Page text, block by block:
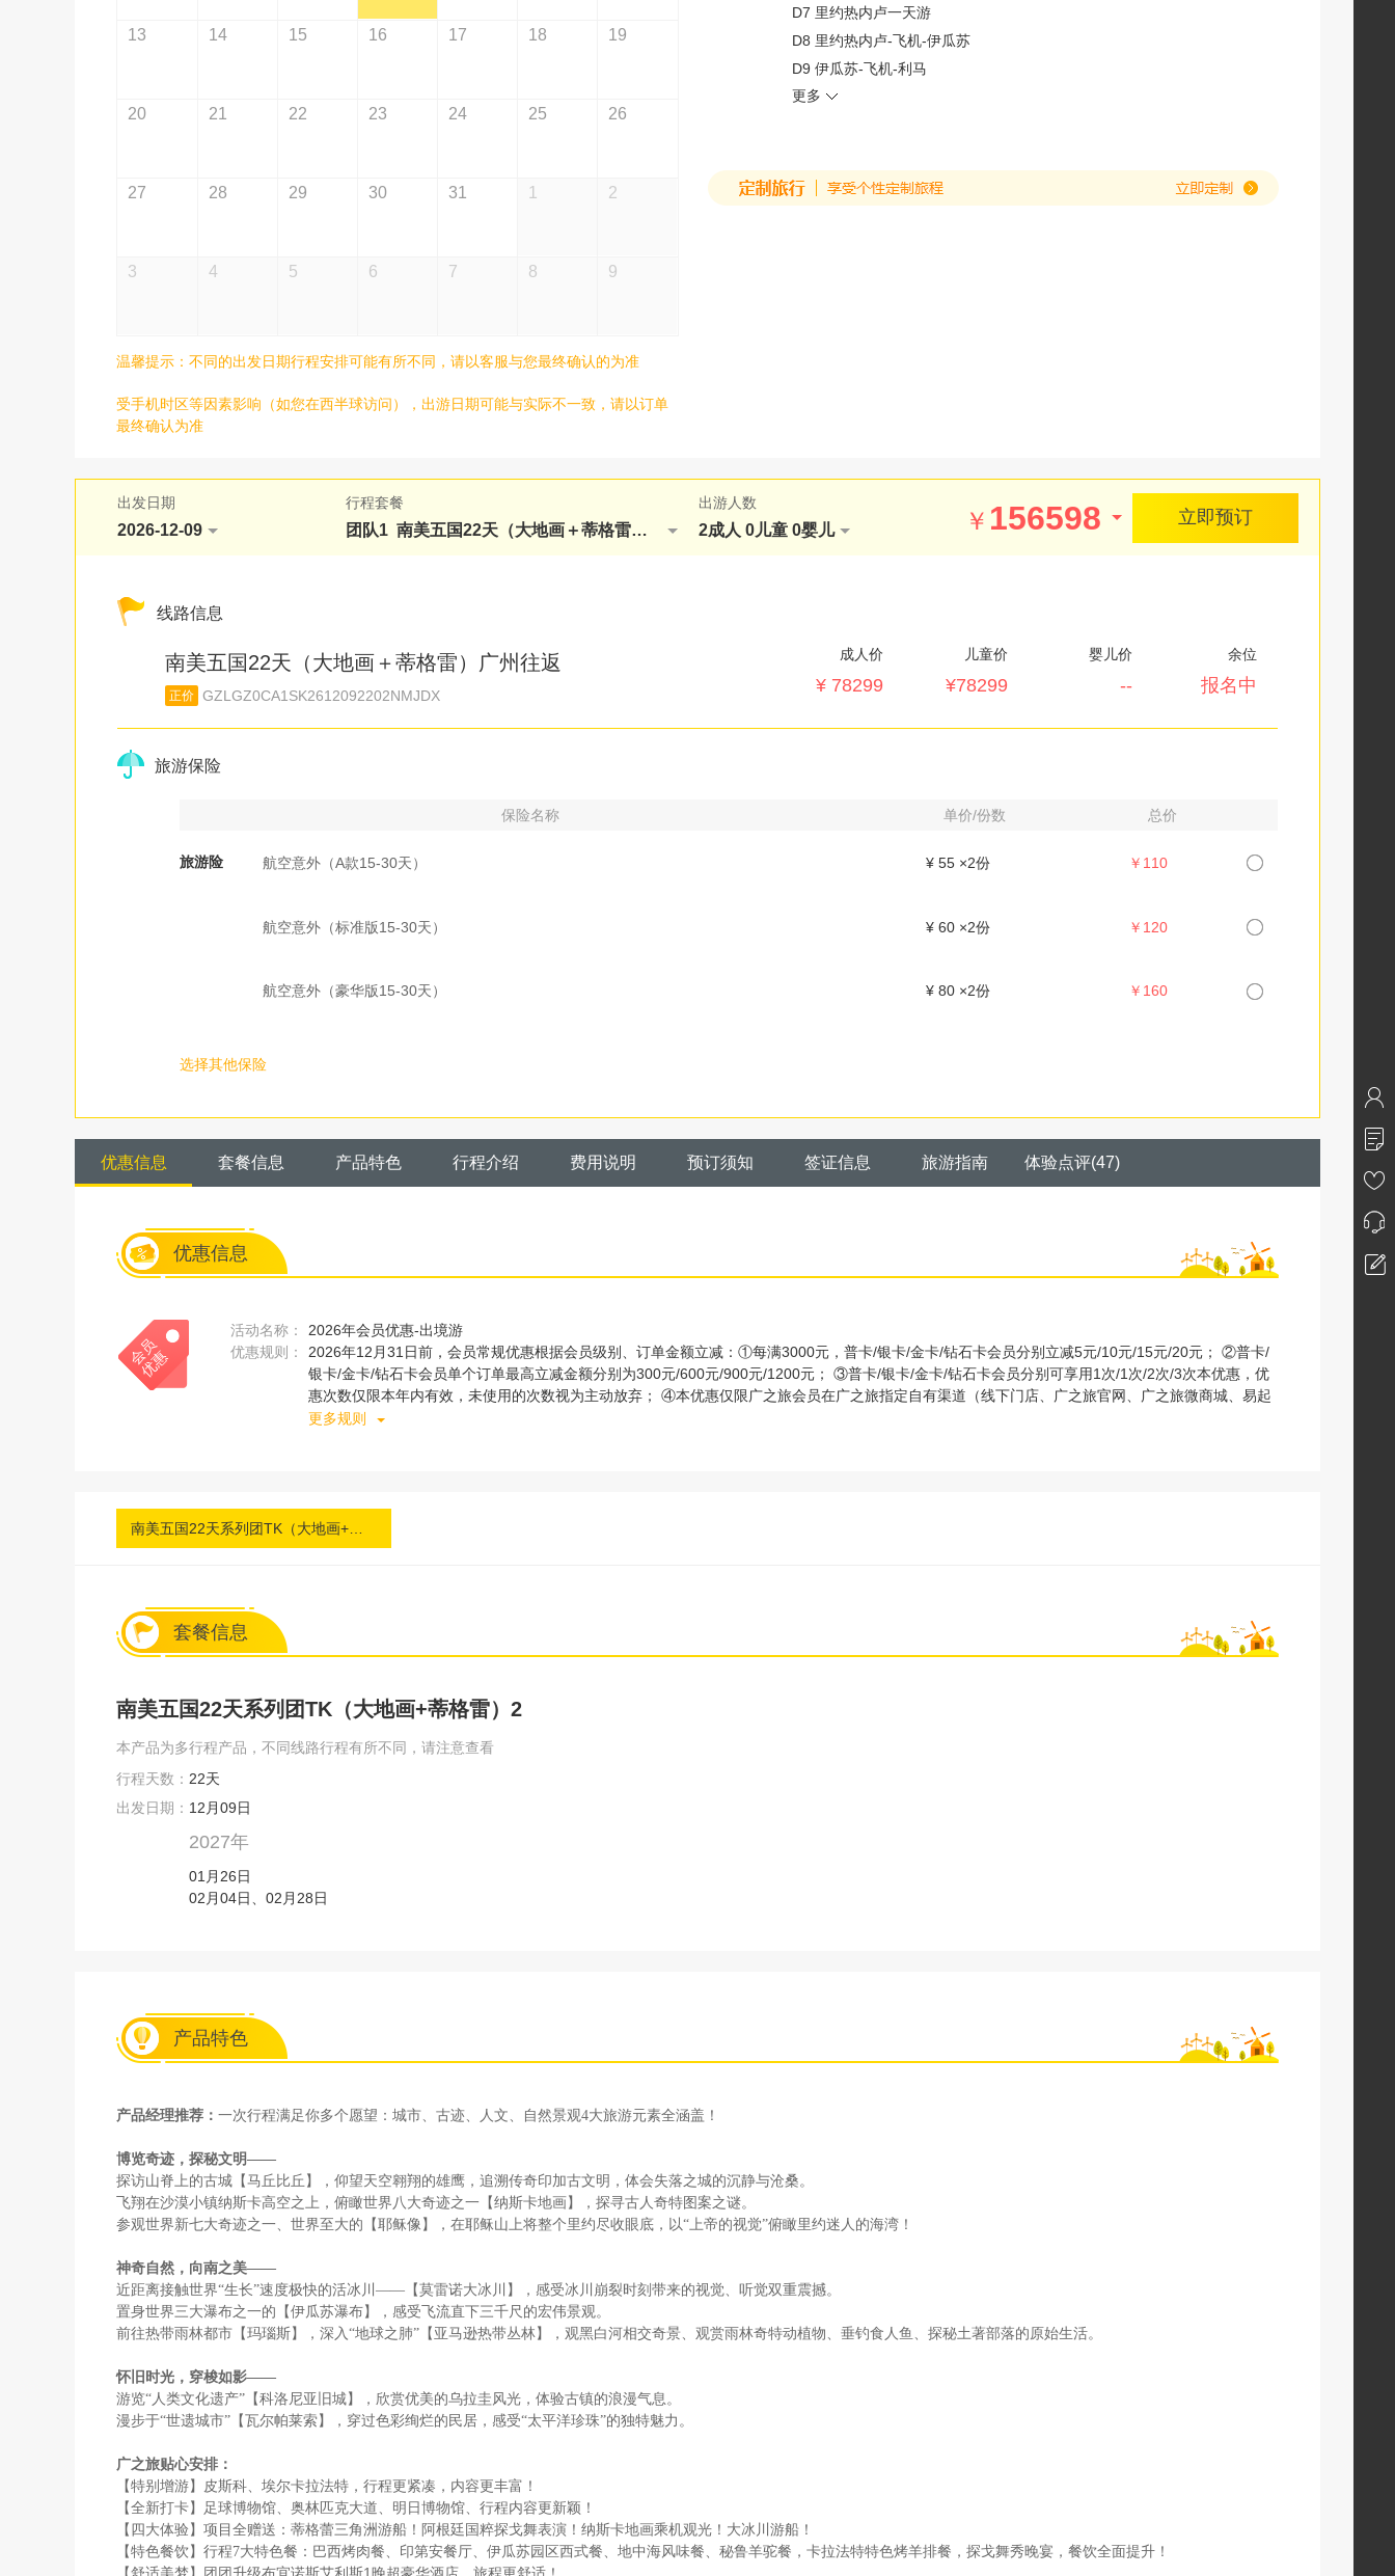
13 14 15 16 17 18 19
20 21 22 23 24 25 26
27 28 29 30 31 1 2
3 4 5 6 7 8 9
温馨提示： 不同的出发日期行程安排可能有所不同，请以客服与您最终确认的为准
受手机时区等因素影响（如您在西半球访问），出游日期可能与实际不一致，请以订单
最终确认为准
D7 里约热内卢一天游
D8 里约热内卢-飞机-伊瓜苏
D9 伊瓜苏-飞机-利马
D10 利马-飞机-库斯科-汽车-乌鲁班巴
D13 皮斯科-汽车-利马
D14 利马-飞机-圣地亚哥（智利）
更多
出发日期
2026-12-09
行程套餐
团队1 南美五国22天（大地画＋蒂格雷）广州往返
出游人数
2成人 0儿童 0婴儿 ￥ 156598 立即预订
线路信息
南美五国22天（大地画＋蒂格雷）广州往返
正价 GZLGZ0CA1SK2612092202NMJDX
余位
报名中
婴儿价
--
儿童价
¥78299
成人价
¥ 78299
旅游保险
保险名称 单价/份数 总价
旅游险 航空意外（A款15-30天） ¥ 55 ×2份 ￥110
航空意外（标准版15-30天） ¥ 60 ×2份 ￥120
航空意外（豪华版15-30天） ¥ 80 ×2份 ￥160
选择其他保险
优惠信息 套餐信息 产品特色 行程介绍 费用说明 预订须知 签证信息 旅游指南 体验点评(47)
优惠信息
会
员
优
惠
活动名称：
2026年会员优惠-出境游
优惠规则：
2026年12月31日前，会员常规优惠根据会员级别、订单金额立减：①每满3000元，普卡/银卡/金卡/钻石卡会员分别立减5元/10元/15元/20元； ②普卡/
银卡/金卡/钻石卡会员单个订单最高立减金额分别为300元/600元/900元/1200元； ③普卡/银卡/金卡/钻石卡会员分别可享用1次/1次/2次/3次本优惠，优
惠次数仅限本年内有效，未使用的次数视为主动放弃； ④本优惠仅限广之旅会员在广之旅指定自有渠道（线下门店、广之旅官网、广之旅微商城、易起
行APP、广之旅服务热线）报名预订服务供应商为广州广之旅国际旅行社股份有限公司自营跟团游、自由行、邮轮、签证、酒店、票务等正价产品，部
更多规则
南美五国22天系列团TK（大地画+蒂格雷）2
套餐信息
南美五国22天系列团TK（大地画+蒂格雷）2
本产品为多行程产品，不同线路行程有所不同，请注意查看
行程天数： 22天
出发日期： 12月09日
2027年
01月26日
02月04日、02月28日
产品特色
产品经理推荐： 一次行程满足你多个愿望：城市、古迹、人文、自然景观4大旅游元素全涵盖！
博览奇迹，探秘文明——
探访山脊上的古城【马丘比丘】，仰望天空翱翔的雄鹰，追溯传奇印加古文明，体会失落之城的沉静与沧桑。
飞翔在沙漠小镇纳斯卡高空之上，俯瞰世界八大奇迹之一【纳斯卡地画】，探寻古人奇特图案之谜。
参观世界新七大奇迹之一、世界至大的【耶稣像】，在耶稣山上将整个里约尽收眼底，以“上帝的视觉”俯瞰里约迷人的海湾！
神奇自然，向南之美——
近距离接触世界“生长”速度极快的活冰川——【莫雷诺大冰川】，感受冰川崩裂时刻带来的视觉、听觉双重震撼。
置身世界三大瀑布之一的【伊瓜苏瀑布】，感受飞流直下三千尺的宏伟景观。
前往热带雨林都市【玛瑙斯】，深入“地球之肺”【亚马逊热带丛林】，观黑白河相交奇景、观赏雨林奇特动植物、垂钓食人鱼、探秘土著部落的原始生活。
怀旧时光，穿梭如影——
游览“人类文化遗产”【科洛尼亚旧城】，欣赏优美的乌拉圭风光，体验古镇的浪漫气息。
漫步于“世遗城市”【瓦尔帕莱索】，穿过色彩绚烂的民居，感受“太平洋珍珠”的独特魅力。
广之旅贴心安排：
【特别增游】皮斯科、埃尔卡拉法特，行程更紧凑，内容更丰富！
【全新打卡】足球博物馆、奥林匹克大道、明日博物馆、行程内容更新颖！
【四大体验】项目全赠送：蒂格蕾三角洲游船！阿根廷国粹探戈舞表演！纳斯卡地画乘机观光！大冰川游船！
【特色餐饮】行程7大特色餐：巴西烤肉餐、印第安餐厅、伊瓜苏园区西式餐、地中海风味餐、秘鲁羊驼餐，卡拉法特特色烤羊排餐，探戈舞秀晚宴，餐饮全面提升！